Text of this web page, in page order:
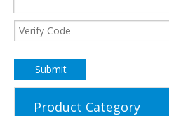
Submit
Product Category